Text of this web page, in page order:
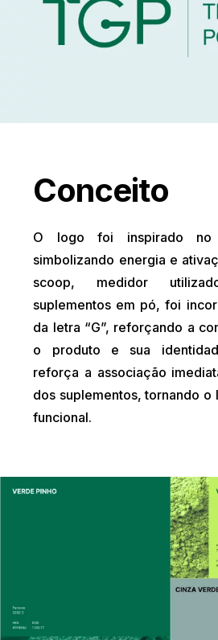
Conceito
O logo foi inspirado
simbolizando energia e
scoop, medidor
suplementos em pó, foi
da letra “G”, reforçando a
o produto e sua
reforça a associação
dos suplementos, tornando o
funcional.